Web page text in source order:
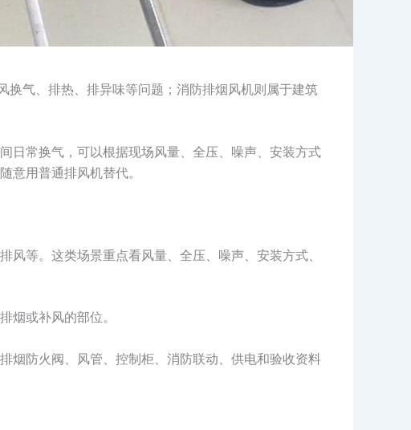
换气、排热、排异味等问题；消防排烟风机则属于建筑
日常换气，可以根据现场风量、全压、噪声、安装方式
意用普通排风机替代。
等。这类场景重点看风量、全压、噪声、安装方式、
烟或补风的部位。
烟防火阀、风管、控制柜、消防联动、供电和验收资料